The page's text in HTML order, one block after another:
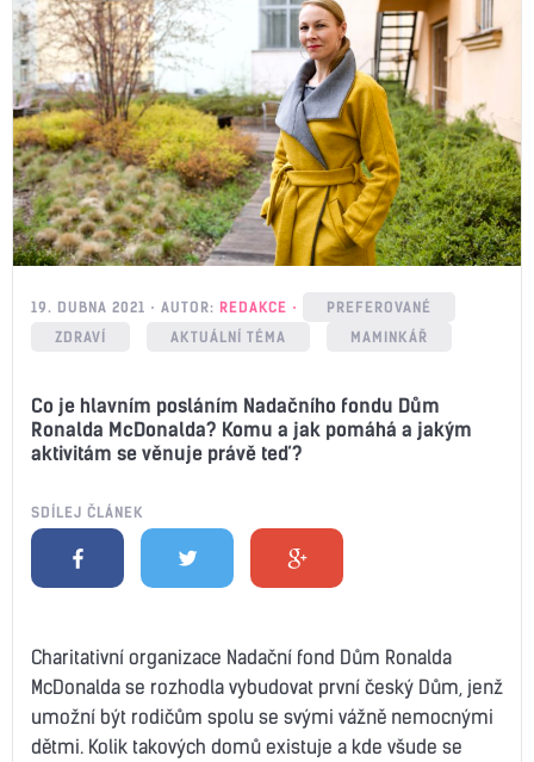
19. DUBNA 2021 AUTOR: REDAKCE
PREFEROVANÉ
ZDRAVÍ
AKTUÁLNÍ TÉMA MAMINKÁŘ
Co je hlavním posláním Nadačního fondu Dům
Ronalda McDonalda? Komu a jak pomáhá a jakým
aktivitám se věnuje právě teď?
SDÍLEJ ČLÁNEK
Charitativní organizace Nadační fond Dům Ronalda
McDonalda se rozhodla vybudovat první český Dům, jenž
umožní být rodičům spolu se svými vážně nemocnými
dětmi. Kolik takových domů existuje a kde všude se